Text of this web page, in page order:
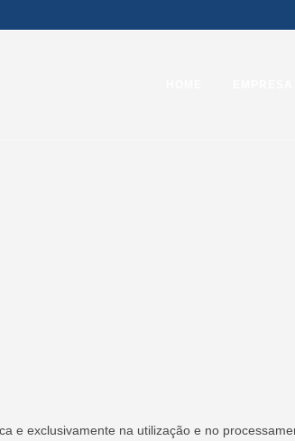
e exclusivamente na utilização e no